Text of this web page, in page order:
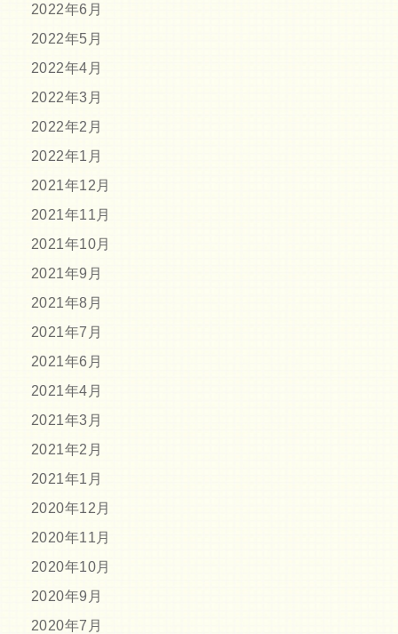
2022年6月
2022年5月
2022年4月
2022年3月
2022年2月
2022年1月
2021年12月
2021年11月
2021年10月
2021年9月
2021年8月
2021年7月
2021年6月
2021年4月
2021年3月
2021年2月
2021年1月
2020年12月
2020年11月
2020年10月
2020年9月
2020年7月